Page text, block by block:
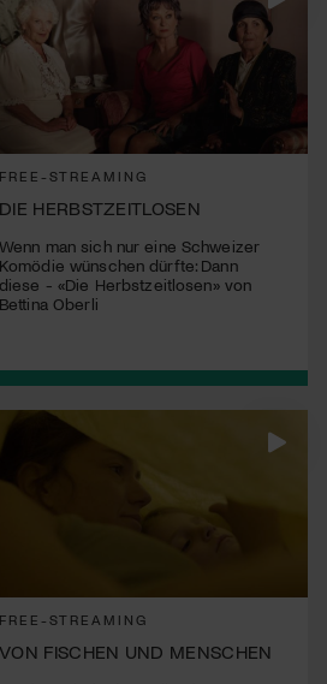
STREAMING
HERBSTZEITLOSEN
man sich nur eine Schweizer
wünschen dürfte: Dann
- «Die Herbstzeitlosen» von
Oberli
STREAMING
FISCHEN UND MENSCHEN